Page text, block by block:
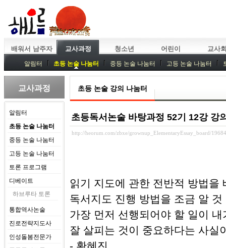
배워서 남주자 교사과정 청소년 어린이 교사
알림터 초등 논술 나눔터 중등 논술 나눔터 고등 논술 나눔터
중등독서토론
특강 중등논술 강사 기획회의 외부강좌
교사과정
알림터
초등 논술 나눔터
중등 논술 나눔터
고등 논술 나눔터
토론 프로그램
디베이트
하브루타 토론
통합역사논술
진로전략지도사
인성돌봄전문가
초등 논술 강의 나눔터
초등독서논술 바탕과정 52기 12강 강
http://heorum.com/zbxe/grownup_ElementaryEssay_board/
읽기 지도에 관한 전반적 방법을
독서지도 진행 방법을 조금 알 것
가장 먼저 선행되어야 할 일이
잘 살피는 것이 중요하다는 사실